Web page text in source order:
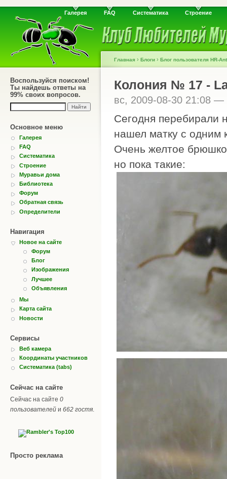
Галерея FAQ Систематика Строение
Воспользуйся поиском!
Ты найдешь ответы на
99% своих вопросов.
Основное меню
Галерея
FAQ
Систематика
Строение
Муравьи дома
Библиотека
Форум
Обратная связь
Определители
Навигация
Новое на сайте
Форум
Блог
Изображения
Лучшее
Объявления
Мы
Карта сайта
Новости
Сервисы
Веб камера
Координаты участников
Систематика (tabs)
Сейчас на сайте
Сейчас на сайте 0
пользователей и 662 гостя
Просто реклама
Главная › Блоги › Блог пользователя HR-Ant
Колония № 17 -
вс, 2009-08-30 21:08 —
Сегодня перебирали
нашел матку с одним
Очень желтое
но пока такие: